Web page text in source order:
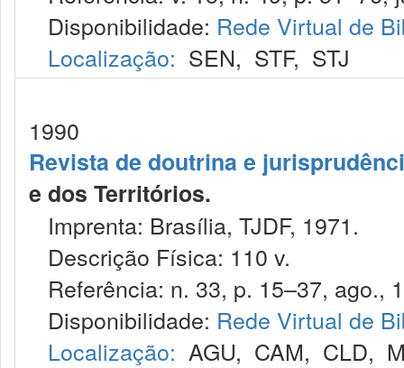
Disponibilidade: Rede Virtual de
Localização: SEN, STF, STJ
1990
Revista de doutrina e
e dos Territórios.
Imprenta: Brasília, TJDF, 1971.
Descrição Física: 110 v.
Referência: n. 33, p. 15–37, ago.,
Disponibilidade: Rede Virtual de
Localização: AGU, CAM, CLD,